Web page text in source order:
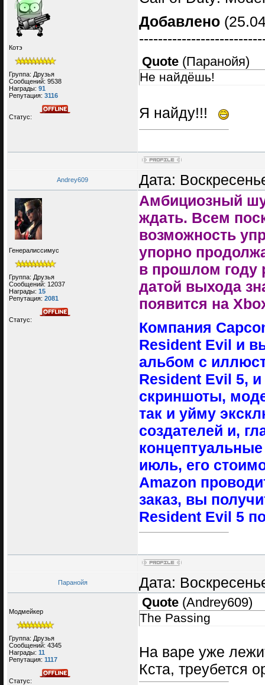
Котэ
Группа: Друзья
Сообщений: 9538
Награды: 91
Репутация: 3116
Статус:
Добавлено
Quote (Паранойя)
Не найдёшь!
Я найду!!!
Andrey609 Дата:
Генералиссимус
Группа: Друзья
Сообщений: 12037
Награды: 15
Репутация: 2081
Статус:
Амбициозный
ждать. Всем
возможность
упорно
в прошлом году
датой выхода
появится на
Компания
Resident Evil и
альбом с
Resident Evil 5,
скриншоты,
так и уйму
создателей и,
июль, его
Amazon
заказ, вы
Resident Evil 5
Паранойя Дата:
Модмейкер
Группа: Друзья
Сообщений: 4345
Награды: 11
Репутация: 1117
Статус:
Quote (Andrey609)
The Passing
На варе уже
Кста, треубется